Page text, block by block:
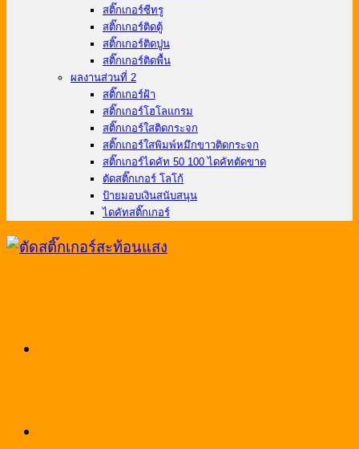
สติ๊กเกอร์ซีทรู
สติ๊กเกอร์ติดตู้
สติ๊กเกอร์ติดปูน
สติ๊กเกอร์ติดพื้น
ผลงานส่วนที่ 2
สติ๊กเกอร์ฝ้า
สติ๊กเกอร์โฮโลแกรม
สติ๊กเกอร์ใสติดกระจก
สติ๊กเกอร์ใสพิมพ์หมึกขาวติดกระจก
สติ๊กเกอร์ไดคัท 50 100 ไดคัทตัดขาด
ตัดสติ๊กเกอร์ โลโก้
ป้ายมอบเงินสนับสนุน
ไดคัทสติ๊กเกอร์